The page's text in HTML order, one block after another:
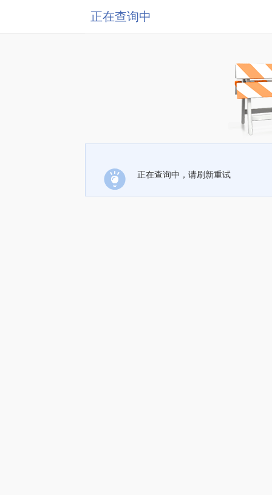
正在查询中
正在查询中，请刷新重试